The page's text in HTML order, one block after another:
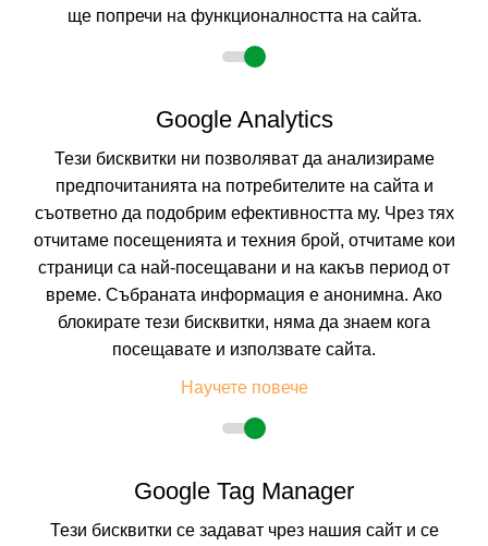
-30%
ОАЗИС ДЕЛ МАРЕ
ЛОЗЕНЕЦ, БУРГАС, БЪЛГАРИЯ Покажи на картата
(от 10 мнения на клиенти)
На изплащане с
Пълно описание на хотела
ще попречи на функционалността на сайта.
Google Analytics
Тези бисквитки ни позволяват да анализираме
предпочитанията на потребителите на сайта и
съответно да подобрим ефективността му. Чрез тях
отчитаме посещенията и техния брой, отчитаме кои
страници са най-посещавани и на какъв период от
време. Събраната информация е анонимна. Ако
блокирате тези бисквитки, няма да знаем кога
посещавате и използвате сайта.
Научете повече
Google Tag Manager
Тези бисквитки се задават чрез нашия сайт и се